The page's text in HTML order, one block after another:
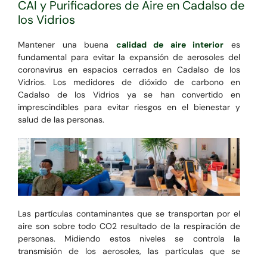
CAI y Purificadores de Aire en Cadalso de
los Vidrios
Mantener una buena calidad de aire interior es
fundamental para evitar la expansión de aerosoles del
coronavirus en espacios cerrados en Cadalso de los
Vidrios. Los medidores de dióxido de carbono en
Cadalso de los Vidrios ya se han convertido en
imprescindibles para evitar riesgos en el bienestar y
salud de las personas.
Las partículas contaminantes que se transportan por el
aire son sobre todo CO2 resultado de la respiración de
personas. Midiendo estos niveles se controla la
transmisión de los aerosoles, las partículas que se